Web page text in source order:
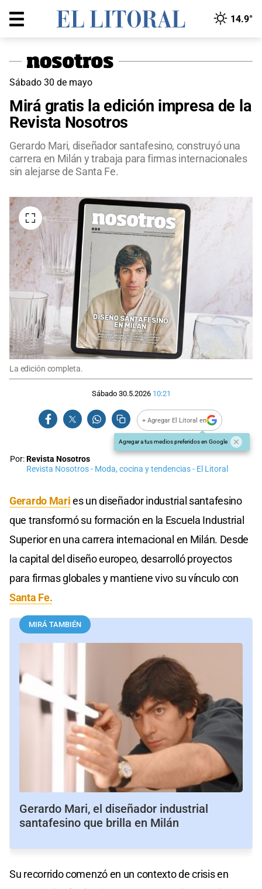
14.9°
Sábado 30 de mayo
Mirá gratis la edición impresa de la
Revista Nosotros
Gerardo Mari, diseñador santafesino, construyó una
carrera en Milán y trabaja para firmas internacionales
sin alejarse de Santa Fe.
La edición completa.
Sábado 30.5.2026 10:21
+ Agregar El Litoral en
Agregar a tus medios preferidos en Google
Por:Revista Nosotros
Revista Nosotros - Moda, cocina y tendencias - El Litoral
Gerardo Maries un diseñador industrial santafesino
que transformó su formación en la Escuela Industrial
Superior en una carrera internacional en Milán. Desde
la capital del diseño europeo, desarrolló proyectos
para firmas globales y mantiene vivo su vínculo con
Santa Fe.
MIRÁ TAMBIÉN
Gerardo Mari, el diseñador industrial
santafesino que brilla en Milán
Su recorrido comenzó en un contexto de crisis en